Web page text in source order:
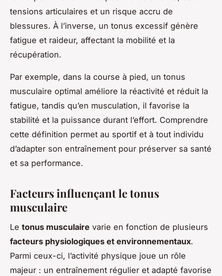
tensions articulaires et un risque accru de
blessures. À l’inverse, un tonus excessif génère
fatigue et raideur, affectant la mobilité et la
récupération.
Par exemple, dans la course à pied, un tonus
musculaire optimal améliore la réactivité et réduit la
fatigue, tandis qu’en musculation, il favorise la
stabilité et la puissance durant l’effort. Comprendre
cette définition permet au sportif et à tout individu
d’adapter son entraînement pour préserver sa santé
et sa performance.
Facteurs influençant le tonus
musculaire
Le tonus musculaire varie en fonction de plusieurs
facteurs physiologiques et environnementaux.
Parmi ceux-ci, l’activité physique joue un rôle
majeur : un entraînement régulier et adapté favorise